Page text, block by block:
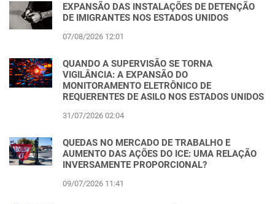
EXPANSÃO DAS INSTALAÇÕES DE DETENÇÃO
DE IMIGRANTES NOS ESTADOS UNIDOS
07/08/2026 12:01
QUANDO A SUPERVISÃO SE TORNA
VIGILÂNCIA: A EXPANSÃO DO
MONITORAMENTO ELETRÔNICO DE
REQUERENTES DE ASILO NOS ESTADOS UNIDOS
31/07/2026 02:04
QUEDAS NO MERCADO DE TRABALHO E
AUMENTO DAS AÇÕES DO ICE: UMA RELAÇÃO
INVERSAMENTE PROPORCIONAL?
09/07/2026 11:41